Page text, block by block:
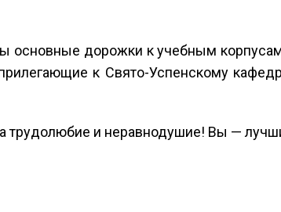
дорожки к учебным
к Свято-Успенскому
трудолюбие и неравнодушие! Вы —